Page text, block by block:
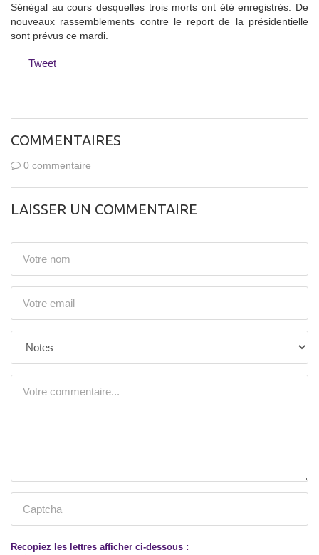
Sénégal au cours desquelles trois morts ont été enregistrés. De
nouveaux rassemblements contre le report de la présidentielle
sont prévus ce mardi.
Tweet
COMMENTAIRES
0 commentaire
LAISSER UN COMMENTAIRE
Recopiez les lettres afficher ci-dessous :